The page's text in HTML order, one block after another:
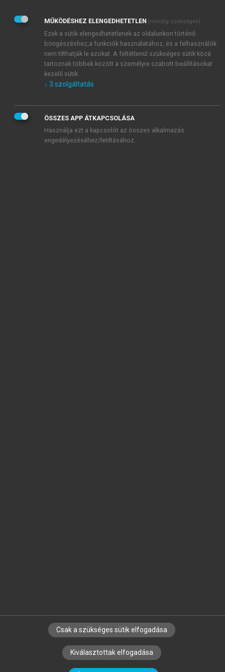
Adatkezelési tájékoztatóbanfoglaltakat tudomásul
veszem és elfogadom.
Általános vásárlási feltételeket, valamint a szotar.netés a
mersz.huoldalak licencszerződéseiben foglaltakat
tudomásul veszem és elfogadom.
KIPRÓBÁLOM
SZERZŐKNEK CÉGEKNEK KÖNYVTÁROSOKNAK
SZERKESZTÉSI ÉS LEKTORÁLÁSI ALAPELVEK
MŰKÖDÉSHEZ ELENGEDHETETLEN (mindig szükséges)
Ezek a sütik elengedhetetlenek az oldalunkon történő
böngészéshez,a funkciók használatához, és a felhasználók
nem tilthatják le azokat. A feltétlenül szükséges sütik közé
tartoznak többek között a személyre szabott beállításokat
kezelő sütik.
↓ 3 szolgáltatás
ÖSSZES APP ÁTKAPCSOLÁSA
Használja ezt a kapcsolót az összes alkalmazás
engedélyezéséhez/letiltásához.
Csak a szükséges sütik elfogadása
Kiválasztottak elfogadása